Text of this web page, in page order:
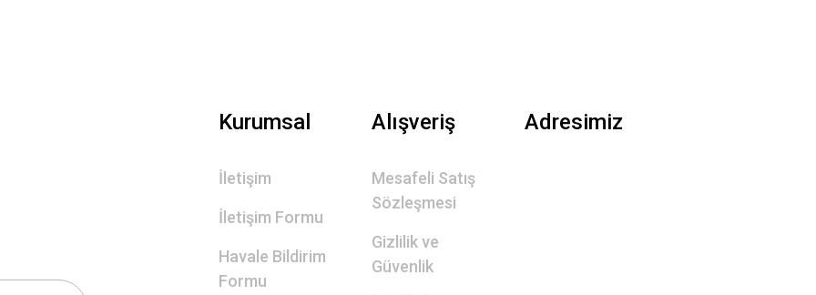
Kurumsal
İletişim
İletişim Formu
Havale Bildirim
Formu
Alışveriş
Mesafeli Satış
Sözleşmesi
Gizlilik ve
Güvenlik
Adresimiz